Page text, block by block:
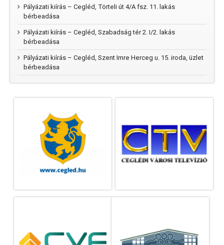
Pályázati kiírás – Cegléd, Törteli út 4/A fsz. 11. lakás
bérbeadása
Pályázati kiírás – Cegléd, Szabadság tér 2. I/2. lakás
bérbeadása
Pályázati kiírás – Cegléd, Szent Imre Herceg u. 15. iroda, üzlet
bérbeadása